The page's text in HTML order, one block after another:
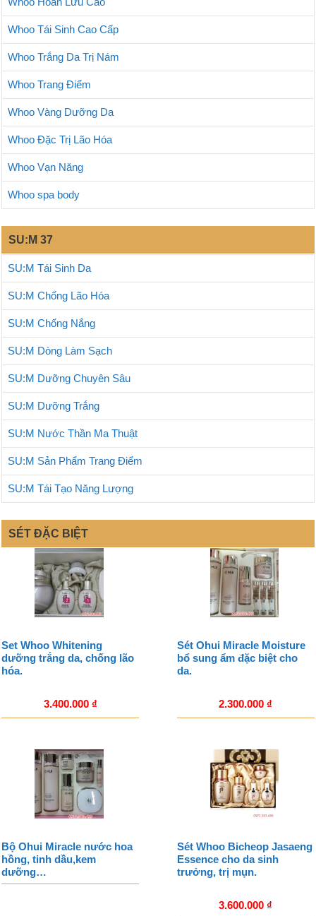
Whoo Tái Sinh Cao Cấp
Whoo Trắng Da Trị Nám
Whoo Trang Điểm
Whoo Vàng Dưỡng Da
Whoo Đặc Trị Lão Hóa
Whoo Vạn Năng
Whoo spa body
SU:M 37
SU:M Tái Sinh Da
SU:M Chống Lão Hóa
SU:M Chống Nắng
SU:M Dòng Làm Sạch
SU:M Dưỡng Chuyên Sâu
SU:M Dưỡng Trắng
SU:M Nước Thần Ma Thuật
SU:M Sản Phẩm Trang Điểm
SU:M Tái Tạo Năng Lượng
SÉT ĐẶC BIỆT
Set Whoo Whitening
dưỡng trắng da, chống lão
hóa.
3.400.000 ₫
Sét Ohui Miracle Moisture
bổ sung ẩm đặc biệt cho
da.
2.300.000 ₫
Bộ Ohui Miracle nước hoa
hồng, tinh dầu,kem
dưỡng…
Sét Whoo Bicheop Jasaeng
Essence cho da sinh
trưởng, trị mụn.
3.600.000 ₫